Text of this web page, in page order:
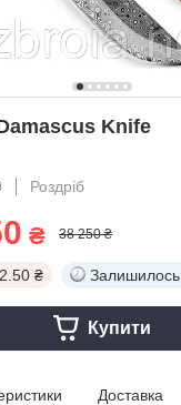
Knife
Роздріб
₴ 38 250 ₴
₴ Залишилось
Купити
Доставка